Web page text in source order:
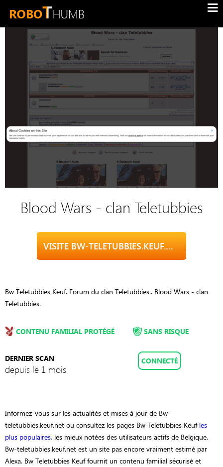
Blood Wars - clan Teletubbies
VISITE BW-TELETUBBIES.KEUF.NET
Bw Teletubbies Keuf. Forum du clan Teletubbies.. Blood Wars - clan
Teletubbies.
CONTENU FAMILIAL PROTÉGÉ
DERNIER SCAN
depuis le 1 mois
SANS RISQUE
CONNECTÉ
Informez-vous sur les actualités et mises à jour de Bw-
teletubbies.keuf.net ou consultez les pages Bw Teletubbies Keuf les
plus populaires, les mieux notées des utilisateurs actifs de Belgique.
Bw-teletubbies.keuf.net est un site pas encore vraiment estimé par
Alexa. Bw Teletubbies Keuf fournit un contenu familial sécurisé et